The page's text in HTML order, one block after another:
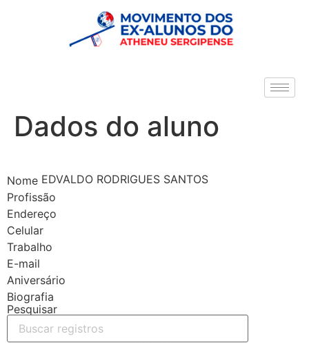
Dados do aluno
Nome EDVALDO RODRIGUES SANTOS
Profissão
Endereço
Celular
Trabalho
E-mail
Aniversário
Biografia
Pesquisar